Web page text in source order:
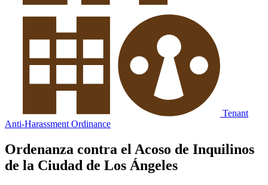
Tenant
Anti-Harassment Ordinance
Ordenanza contra el Acoso de Inquilinos
de la Ciudad de Los Ángeles